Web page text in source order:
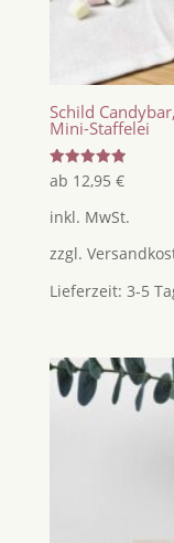
Schild
Mini-Staffelei
Bewertet
mit
von 5
ab 12,95 €
inkl. MwSt.
zzgl.
Lieferzeit: 3-5